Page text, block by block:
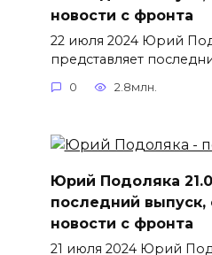
новости с фронта
22 июля 2024 Юрий
представляет
0 2.8млн.
Юрий Подоляка
последний выпуск,
новости с фронта
21 июля 2024 Юрий